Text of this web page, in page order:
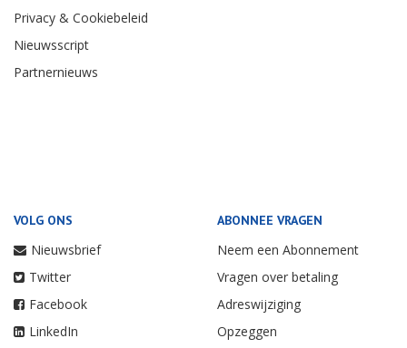
Privacy & Cookiebeleid
Nieuwsscript
Partnernieuws
VOLG ONS
Nieuwsbrief
Twitter
Facebook
LinkedIn
ABONNEE VRAGEN
Neem een Abonnement
Vragen over betaling
Adreswijziging
Opzeggen